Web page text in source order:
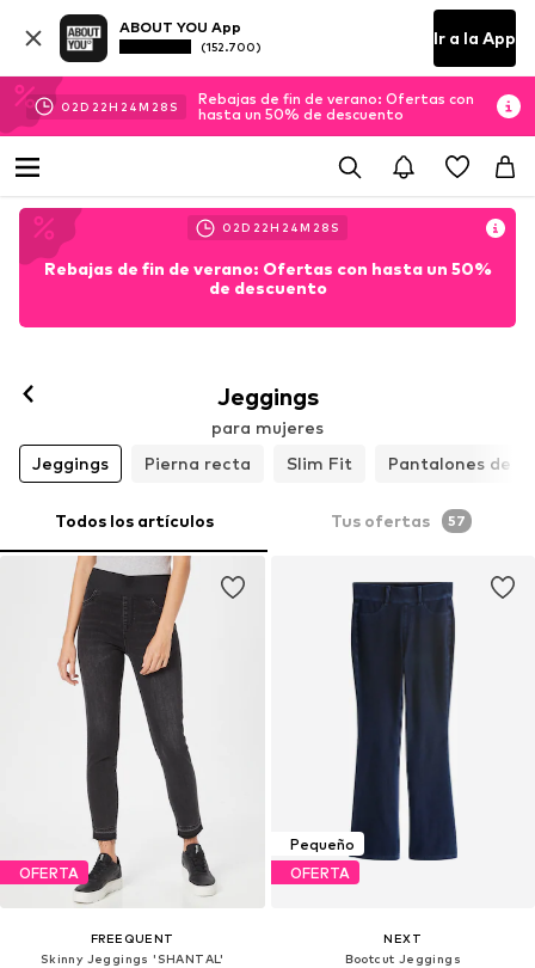
ABOUT YOU App
(152.700) Ir a la App
02D 22H 24M 26 S
Rebajas de fin de verano: Ofertas con
hasta un 50% de descuento
02D 22H 24M 26 S
Rebajas de fin de verano: Ofertas con hasta un 50%
de descuento
Jeggings
para mujeres
Jeggings
Pierna recta Slim Fit Pantalones de
Todos los artículos Tus ofertas 57
OFERTA
FREEQUENT
Skinny Jeggings 'SHANTAL'
Pequeño
OFERTA
NEXT
Bootcut Jeggings